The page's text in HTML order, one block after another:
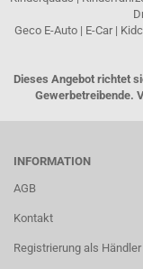
Geco E-Auto | E-Car |
Dieses Angebot richtet
Gewerbetreibende.
INFORMATION
AGB
Kontakt
Registrierung als Händler